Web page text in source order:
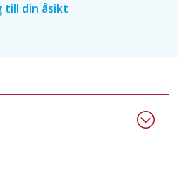
till din åsikt